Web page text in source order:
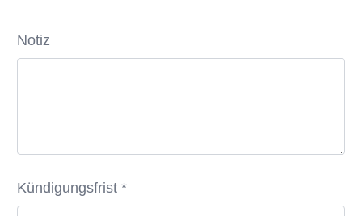
Notiz
Kündigungsfrist *